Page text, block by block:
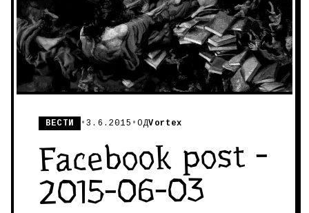
ВЕСТИ •3.6.2015 •ОДVortex
Facebook post -
2015-06-03